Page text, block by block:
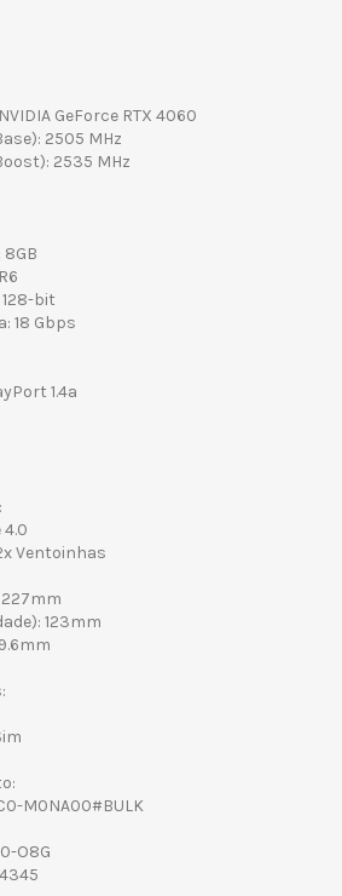
GeForce RTX 4060
2505 MHz
2535 MHz
bit
18 Gbps
1.4a
4.0
Ventoinhas
123mm
M0NA00#BULK
O8G